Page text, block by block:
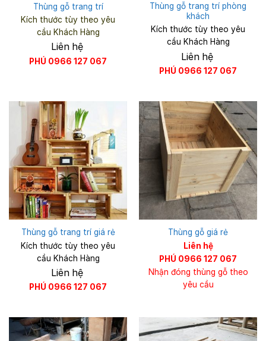
Thùng gỗ trang trí
Kích thước tùy theo yêu
cầu Khách Hàng
Liên hệ
PHÚ 0966 127 067
Thùng gỗ trang trí phòng
khách
Kích thước tùy theo yêu
cầu Khách Hàng
Liên hệ
PHÚ 0966 127 067
Thùng gỗ trang trí giá rẻ
Kích thước tùy theo yêu
cầu Khách Hàng
Liên hệ
PHÚ 0966 127 067
Thùng gỗ giá rẻ
Liên hệ
PHÚ 0966 127 067
Nhận đóng thùng gỗ theo
yêu cầu